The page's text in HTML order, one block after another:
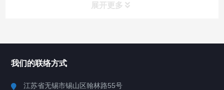
展开更多
我们的联络方式
江苏省无锡市锡山区翰林路55号